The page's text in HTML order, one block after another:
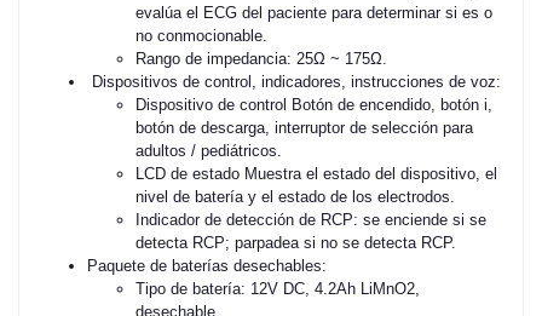
evalúa el ECG del paciente para determinar si es o
no conmocionable.
Rango de impedancia: 25Ω ~ 175Ω.
Dispositivos de control, indicadores, instrucciones de voz:
Dispositivo de control Botón de encendido, botón i,
botón de descarga, interruptor de selección para
adultos / pediátricos.
LCD de estado Muestra el estado del dispositivo, el
nivel de batería y el estado de los electrodos.
Indicador de detección de RCP: se enciende si se
detecta RCP; parpadea si no se detecta RCP.
Paquete de baterías desechables:
Tipo de batería: 12V DC, 4.2Ah LiMnO2,
desechable.